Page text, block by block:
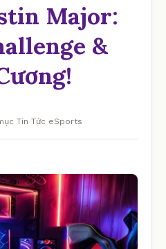
Major:
&
Tin Tức eSports